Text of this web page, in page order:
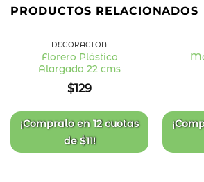
PRODUCTOS RELACIONADOS
Añadir
DECORACIÓN
Florero Plástico
Alargado 22 cms
$129
¡Compralo en12 cuotas
de$11!